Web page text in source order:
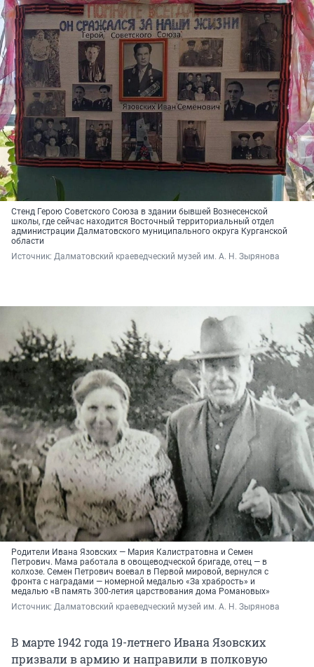
Стенд Герою Советского Союза в здании бывшей Вознесенской
школы, где сейчас находится Восточный территориальный отдел
администрации Далматовского муниципального округа Курганской
области
Источник: Далматовский краеведческий музей им. А. Н. Зырянова
Родители Ивана Язовских — Мария Калистратовна и Семен
Петрович. Мама работала в овощеводческой бригаде, отец — в
колхозе. Семен Петрович воевал в Первой мировой, вернулся с
фронта с наградами — номерной медалью «За храбрость» и
медалью «В память 300-летия царствования дома Романовых»
Источник: Далматовский краеведческий музей им. А. Н. Зырянова
В марте 1942 года 19-летнего Ивана Язовских
призвали в армию и направили в полковую